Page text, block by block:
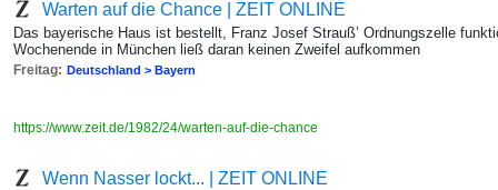
Warten auf die Chance | ZEIT ONLINE
Das bayerische Haus ist bestellt, Franz Josef Strauß’ Ordnungszelle
Wochenende in München ließ daran keinen Zweifel aufkommen
Freitag: Deutschland > Bayern
https://www.zeit.de/1982/24/warten-auf-die-chance
Wenn Nasser lockt... | ZEIT ONLINE